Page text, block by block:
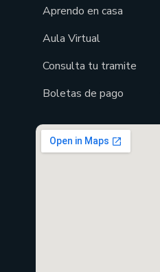
Aprendo en casa
Aula Virtual
Consulta tu tramite
Boletas de pago